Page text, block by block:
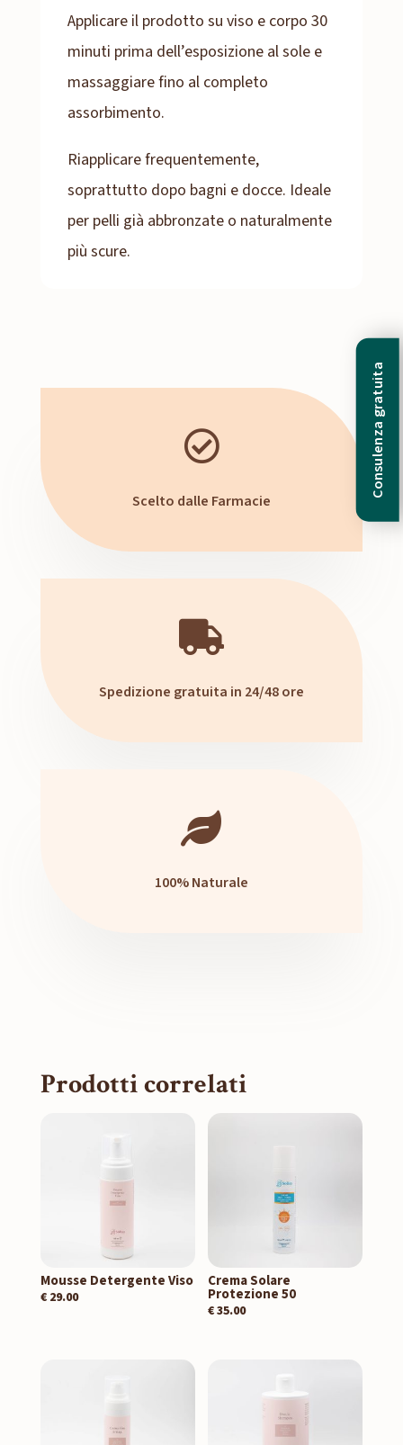
Applicare il prodotto su viso e corpo 30
minuti prima dell’esposizione al sole e
massaggiare fino al completo
assorbimento.
Riapplicare frequentemente,
soprattutto dopo bagni e docce. Ideale
per pelli già abbronzate o naturalmente
più scure.

Scelto dalle Farmacie

Spedizione gratuita in 24/48 ore

100% Naturale
Prodotti correlati
Mousse Detergente Viso
€29.00
Crema Solare
Protezione 50
€35.00
Consulenza gratuita